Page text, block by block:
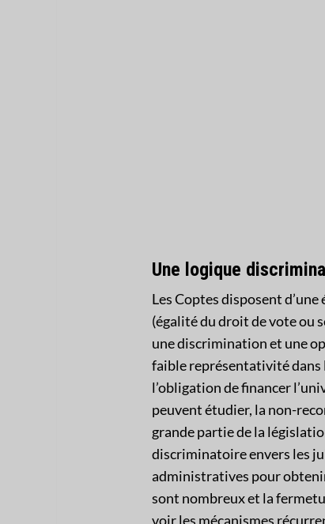
Une logique
Les Coptes disposent
(égalité du droit de vote ou
une discrimination et une
faible représentativité dans
l’obligation de financer
peuvent étudier, la non-
grande partie de la
discriminatoire envers les
administratives pour
sont nombreux et la
voir les mécanismes